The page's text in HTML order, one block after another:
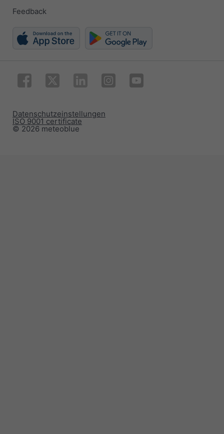
Feedback
© 2026 meteoblue
ISO 9001 certificate
Datenschutzeinstellungen